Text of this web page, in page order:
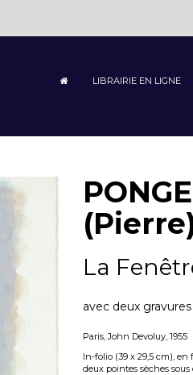
LIBRAIRIE EN LIGNE
La
avec deux
Paris, John Devoluy, 1955
In-folio (39 x 29,5 cm),
deux pointes sèches